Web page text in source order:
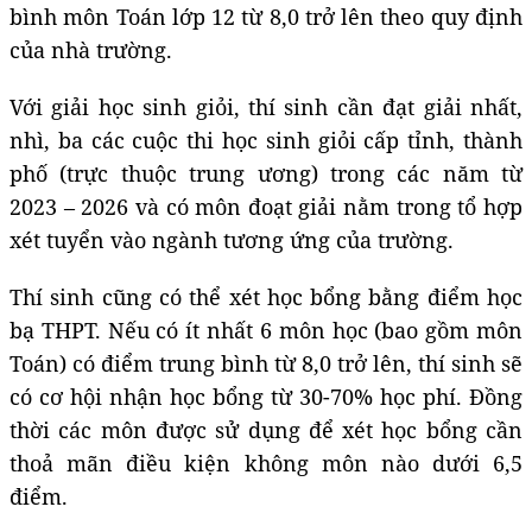
bình môn Toán lớp 12 từ 8,0 trở lên theo quy định
của nhà trường.
Với giải học sinh giỏi, thí sinh cần đạt giải nhất,
nhì, ba các cuộc thi học sinh giỏi cấp tỉnh, thành
phố (trực thuộc trung ương) trong các năm từ
2023 – 2026 và có môn đoạt giải nằm trong tổ hợp
xét tuyển vào ngành tương ứng của trường.
Thí sinh cũng có thể xét học bổng bằng điểm học
bạ THPT. Nếu có ít nhất 6 môn học (bao gồm môn
Toán) có điểm trung bình từ 8,0 trở lên, thí sinh sẽ
có cơ hội nhận học bổng từ 30-70% học phí. Đồng
thời các môn được sử dụng để xét học bổng cần
thoả mãn điều kiện không môn nào dưới 6,5
điểm.